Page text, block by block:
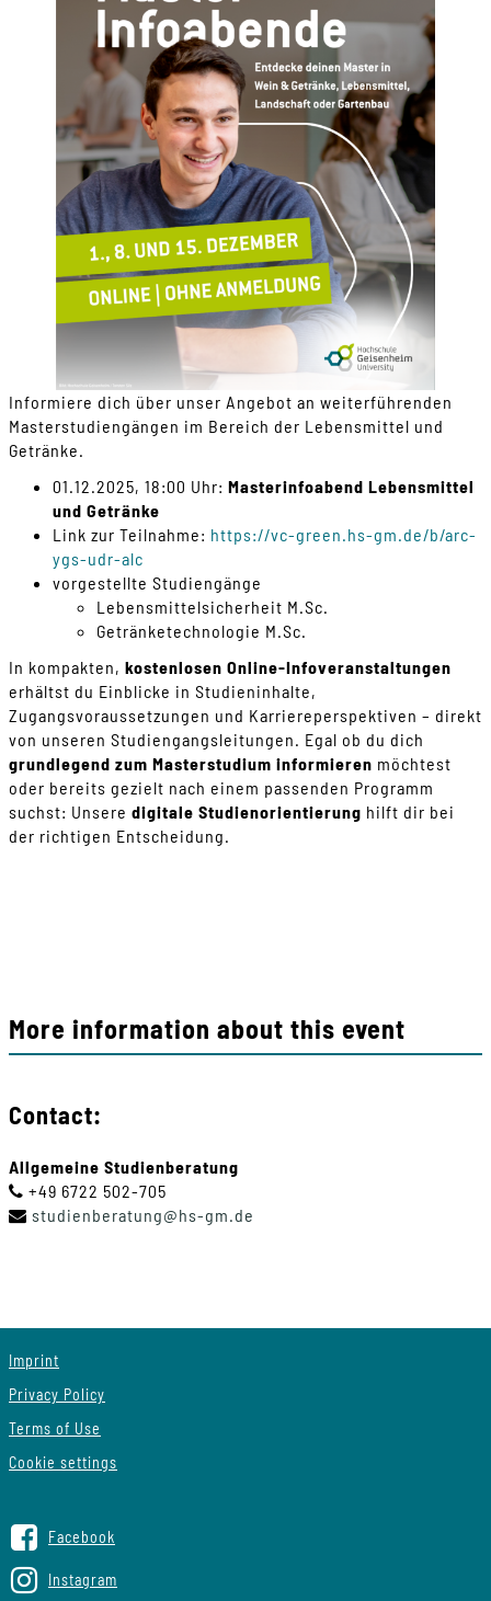
Informiere dich über unser Angebot an weiterführenden
Masterstudiengängen im Bereich der Lebensmittel und
Getränke.
01.12.2025, 18:00 Uhr: Masterinfoabend Lebensmittel
und Getränke
Link zur Teilnahme: https://vc-green.hs-gm.de/b/arc-
ygs-udr-alc
vorgestellte Studiengänge
Lebensmittelsicherheit M.Sc.
Getränketechnologie M.Sc.
In kompakten, kostenlosen Online-Infoveranstaltungen
erhältst du Einblicke in Studieninhalte,
Zugangsvoraussetzungen und Karriereperspektiven – direkt
von unseren Studiengangsleitungen. Egal ob du dich
grundlegend zum Masterstudium informieren möchtest
oder bereits gezielt nach einem passenden Programm
suchst: Unsere digitale Studienorientierung hilft dir bei
der richtigen Entscheidung.
More information about this event
Contact:
Allgemeine Studienberatung
+49 6722 502-705
studienberatung@hs-gm.de
Imprint
Privacy Policy
Terms of Use
Cookie settings
Facebook
Instagram